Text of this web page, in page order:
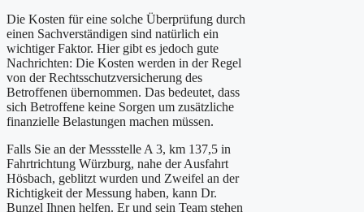
Die Kosten für eine solche Überprüfung durch
einen Sachverständigen sind natürlich ein
wichtiger Faktor. Hier gibt es jedoch gute
Nachrichten: Die Kosten werden in der Regel
von der Rechtsschutzversicherung des
Betroffenen übernommen. Das bedeutet, dass
sich Betroffene keine Sorgen um zusätzliche
finanzielle Belastungen machen müssen.
Falls Sie an der Messstelle A 3, km 137,5 in
Fahrtrichtung Würzburg, nahe der Ausfahrt
Hösbach, geblitzt wurden und Zweifel an der
Richtigkeit der Messung haben, kann Dr.
Bunzel Ihnen helfen. Er und sein Team stehen